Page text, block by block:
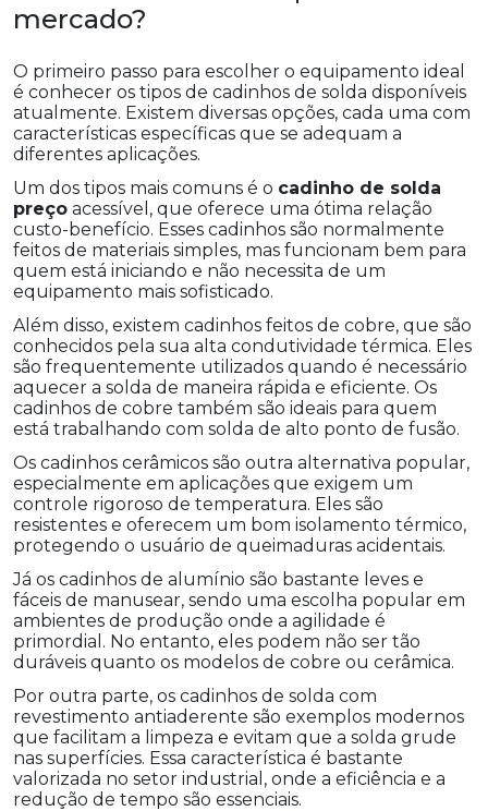
mercado?
O primeiro passo para escolher o equipamento ideal
é conhecer os tipos de cadinhos de solda disponíveis
atualmente. Existem diversas opções, cada uma com
características específicas que se adequam a
diferentes aplicações.
Um dos tipos mais comuns é o cadinho de solda
preço acessível, que oferece uma ótima relação
custo-benefício. Esses cadinhos são normalmente
feitos de materiais simples, mas funcionam bem para
quem está iniciando e não necessita de um
equipamento mais sofisticado.
Além disso, existem cadinhos feitos de cobre, que são
conhecidos pela sua alta condutividade térmica. Eles
são frequentemente utilizados quando é necessário
aquecer a solda de maneira rápida e eficiente. Os
cadinhos de cobre também são ideais para quem
está trabalhando com solda de alto ponto de fusão.
Os cadinhos cerâmicos são outra alternativa popular,
especialmente em aplicações que exigem um
controle rigoroso de temperatura. Eles são
resistentes e oferecem um bom isolamento térmico,
protegendo o usuário de queimaduras acidentais.
Já os cadinhos de alumínio são bastante leves e
fáceis de manusear, sendo uma escolha popular em
ambientes de produção onde a agilidade é
primordial. No entanto, eles podem não ser tão
duráveis quanto os modelos de cobre ou cerâmica.
Por outra parte, os cadinhos de solda com
revestimento antiaderente são exemplos modernos
que facilitam a limpeza e evitam que a solda grude
nas superfícies. Essa característica é bastante
valorizada no setor industrial, onde a eficiência e a
redução de tempo são essenciais.